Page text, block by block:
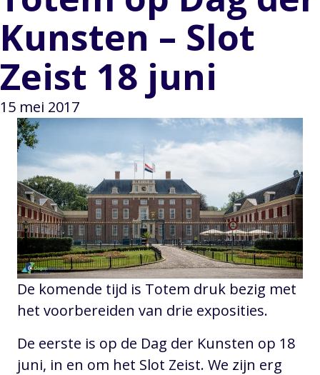
Kunsten – Slot
Zeist 18 juni
15 mei 2017
De komende tijd is Totem druk bezig met
het voorbereiden van drie exposities.
De eerste is op de Dag der Kunsten op 18
juni, in en om het Slot Zeist. We zijn erg